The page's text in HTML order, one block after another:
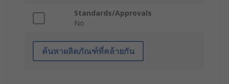
Standards/Approvals
No
ค้นหาผลิตภัณฑ์ที่คล้ายกัน